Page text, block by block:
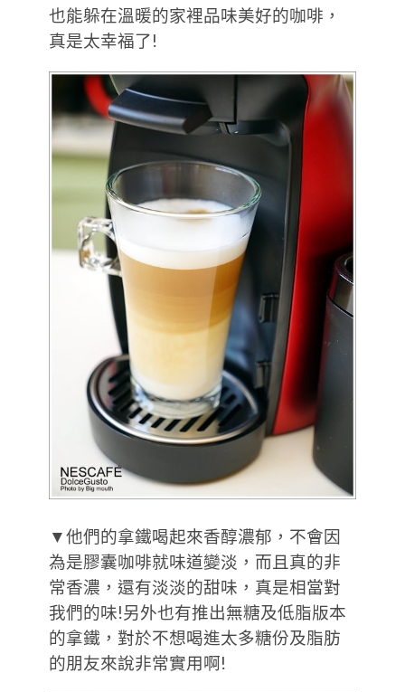
也能躲在溫暖的家裡品味美好的咖啡，
真是太幸福了!
▼他們的拿鐵喝起來香醇濃郁，不會因
為是膠囊咖啡就味道變淡，而且真的非
常香濃，還有淡淡的甜味，真是相當對
我們的味!另外也有推出無糖及低脂版本
的拿鐵，對於不想喝進太多糖份及脂肪
的朋友來說非常實用啊!